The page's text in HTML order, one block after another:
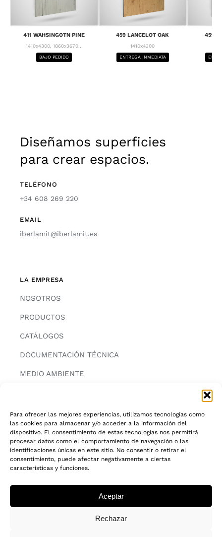
Para ofrecer las mejores experiencias, utilizamos tecnologías como
las cookies para almacenar y/o acceder a la información del
dispositivo. El consentimiento de estas tecnologías nos permitirá
procesar datos como el comportamiento de navegación o las
identificaciones únicas en este sitio. No consentir o retirar el
consentimiento, puede afectar negativamente a ciertas
características y funciones.
Aceptar
Rechazar
411 WAHSINGOTN PINE
1410x4300, 1860x3670...
BAJO PEDIDO
459 LANCELOT OAK
1410x4300
ENTREGA INMEDIATA
459
Diseñamos superficies
para crear espacios.
TELÉFONO
+34 608 269 220
EMAIL
iberlamit@iberlamit.es
LA EMPRESA
NOSOTROS
PRODUCTOS
CATÁLOGOS
DOCUMENTACIÓN TÉCNICA
MEDIO AMBIENTE
INFORMACIÓN
AVISO LEGAL
POLITICA DE PRIVACIDAD
CADENA DE CUSTODIA FSC®